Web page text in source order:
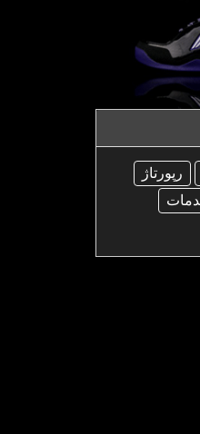
رپورتاژ